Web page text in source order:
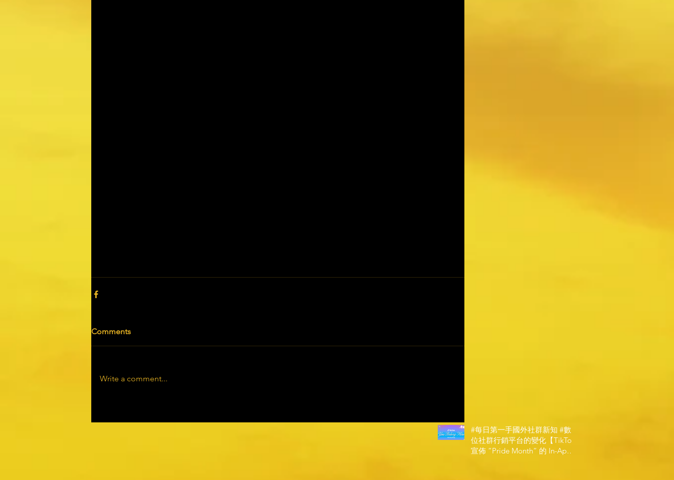
Comments
Write a comment...
#每日第一手國外社群新知 #數
位社群行銷平台的變化【TikTok
宣佈 ”Pride Month” 的 In-App